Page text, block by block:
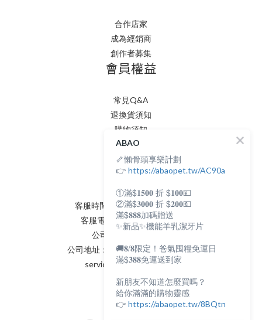
合作店家
成為經銷商
創作者募集
會員權益
常見Q&A
退換貨須知
購物須知
隱私權政策
會員條款
聯絡我們
客服時間：AM:0900~PM:0600
客服電話：(02) 8231 - 6166
公司統編：82898398
公司地址：新北市永和區保生路2號
service@abaopet.com.tw
ABAO
🦴懶骨頭享樂計劃
👉 https://abaopet.tw/AC90a
①滿$𝟏𝟓𝟎𝟎 折 $𝟏𝟎𝟎💴
②滿$𝟑𝟎𝟎𝟎 折 $𝟐𝟎𝟎💶
滿$𝟖𝟖𝟖加碼贈送
✨新品✨機能羊乳潔牙片
🚚𝟖/𝟖限定！爸氣囤糧免運日
滿$𝟑𝟖𝟖免運送到家
新朋友不知道怎麼買嗎？
給你滿滿的購物靈感
👉 https://abaopet.tw/8BQtn